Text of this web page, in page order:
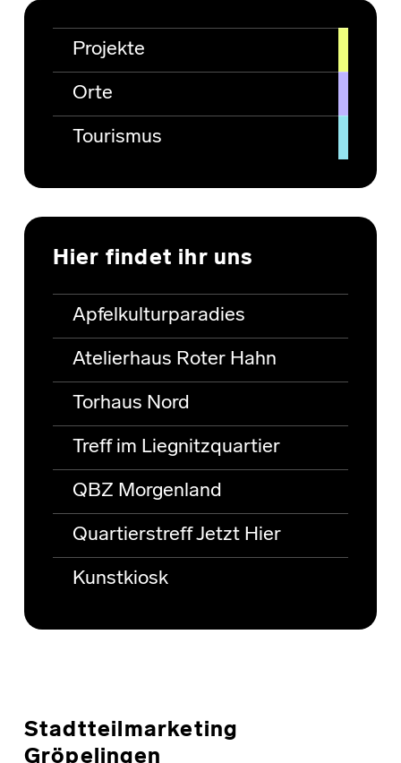
Projekte
Orte
Tourismus
Hier findet ihr uns
Apfelkulturparadies
Atelierhaus Roter Hahn
Torhaus Nord
Treff im Liegnitzquartier
QBZ Morgenland
Quartierstreff Jetzt Hier
Kunstkiosk
Stadtteilmarketing
Gröpelingen